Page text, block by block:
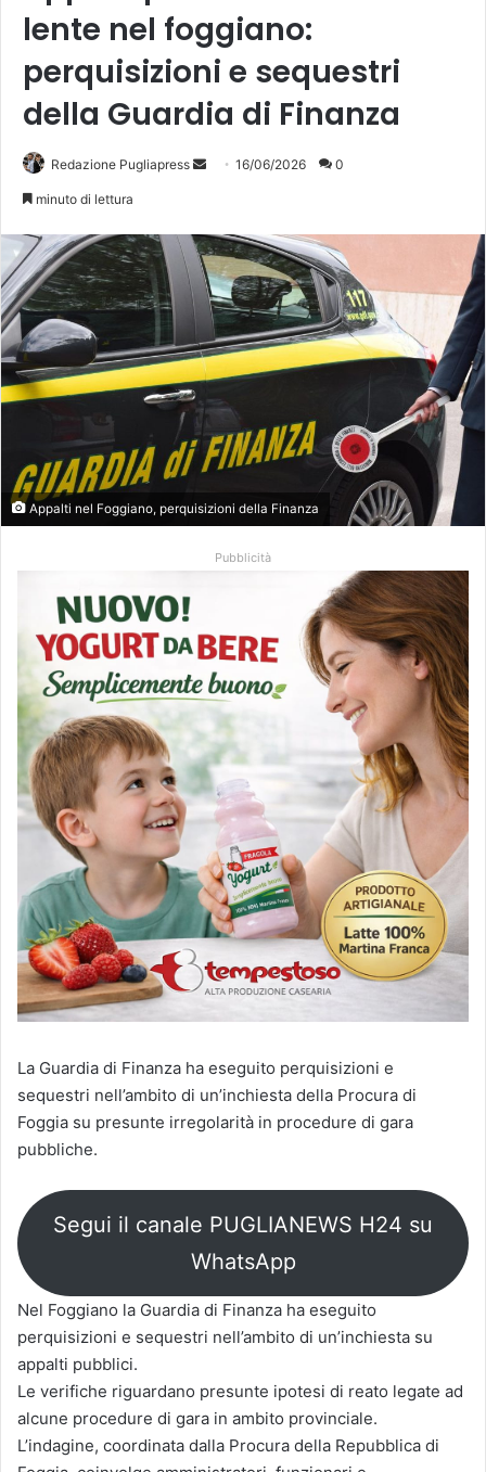
lente nel foggiano:
perquisizioni e sequestri
della Guardia di Finanza
Redazione Pugliapress
Invia 16/06/2026 0
minuto di lettura
Appalti nel Foggiano, perquisizioni della Finanza
Pubblicità
La Guardia di Finanza ha eseguito perquisizioni e
sequestri nell’ambito di un’inchiesta della Procura di
Foggia su presunte irregolarità in procedure di gara
pubbliche.
Segui il canale PUGLIANEWS H24 su
WhatsApp
Nel Foggiano la Guardia di Finanza ha eseguito
perquisizioni e sequestri nell’ambito di un’inchiesta su
appalti pubblici.
Le verifiche riguardano presunte ipotesi di reato legate ad
alcune procedure di gara in ambito provinciale.
L’indagine, coordinata dalla Procura della Repubblica di